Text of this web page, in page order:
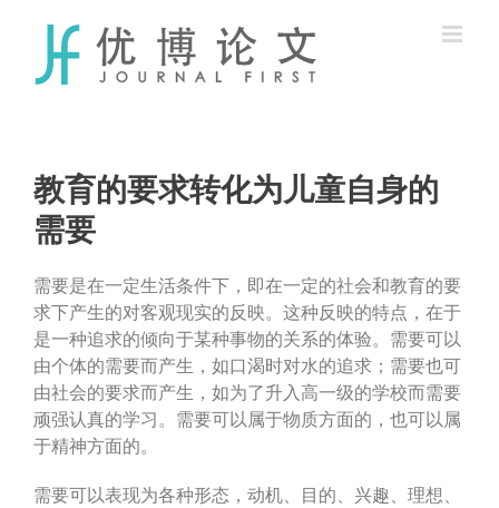
content
教育的要求转化为儿童自身的
需要
需要是在一定生活条件下，即在一定的社会和教育的要
求下产生的对客观现实的反映。这种反映的特点，在于
是一种追求的倾向于某种事物的关系的体验。需要可以
由个体的需要而产生，如口渴时对水的追求；需要也可
由社会的要求而产生，如为了升入高一级的学校而需要
顽强认真的学习。需要可以属于物质方面的，也可以属
于精神方面的。
需要可以表现为各种形态，动机、目的、兴趣、理想、